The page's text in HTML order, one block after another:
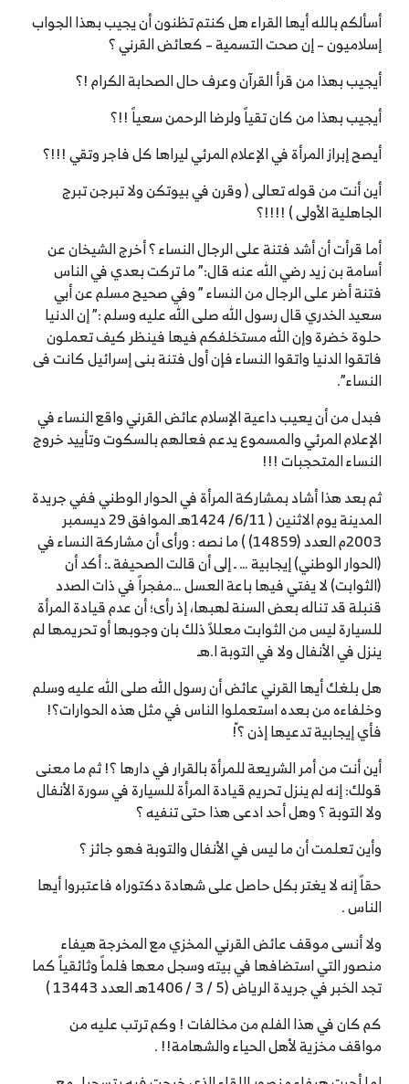
أسألكم بالله أيها القراء هل كنتم تظنون أن يجيب بهذا الجواب
إسلاميون – إن صحت التسمية – كعائض القرني ؟
أيجيب بهذا من قرأ القرآن وعرف حال الصحابة الكرام !؟
أيجيب بهذا من كان تقياً ولرضا الرحمن سعياً !!؟
أيصح إبراز المرأة في الإعلام المرئي ليراها كل فاجر وتقي !!!؟
أين أنت من قوله تعالى ( وقرن في بيوتكن ولا تبرجن تبرج
الجاهلية الأولى ) !!!!؟
أما قرأت أن أشد فتنة على الرجال النساء ؟ أخرج الشيخان عن
أسامة بن زيد رضي الله عنه قال:” ما تركت بعدي في الناس
فتنة أضر على الرجال من النساء ” وفي صحيح مسلم عن أبي
سعيد الخدري قال رسول الله صلى الله عليه وسلم :” إن الدنيا
حلوة خضرة وإن الله مستخلفكم فيها فينظر كيف تعملون
فاتقوا الدنيا واتقوا النساء فإن أول فتنة بنى إسرائيل كانت فى
النساء”.
فبدل من أن يعيب داعية الإسلام عائض القرني واقع النساء في
الإعلام المرئي والمسموع يدعم فعالهم بالسكوت وتأييد خروج
النساء المتحجبات !!!
ثم بعد هذا أشاد بمشاركة المرأة في الحوار الوطني ففي جريدة
المدينة يوم الاثنين ( 6/11/ 1424هـ الموافق 29 ديسمبر
2003م العدد (14859) ) ما نصه : ورأى أن مشاركة النساء في
(الحوار الوطني) إيجابية … ـ إلى أن قالت الصحيفة ـ: أكد أن
(الثوابت) لا يفتي فيها باعة العسل …مفجراً في ذات الصدد
قنبلة قد تناله بعض السنة لهبها، إذ رأى؛ أن عدم قيادة المرأة
للسيارة ليس من الثوابت معللاً ذلك بان وجوبها أو تحريمها لم
ينزل في الأنفال ولا في التوبة ا.هـ
هل بلغك أيها القرني عائض أن رسول الله صلى الله عليه وسلم
وخلفاءه من بعده استعملوا الناس في مثل هذه الحوارات؟!
فأي إيجابية تدعيها إذن ؟ّ!
أين أنت من أمر الشريعة للمرأة بالقرار في دارها ؟! ثم ما معنى
قولك: إنه لم ينزل تحريم قيادة المرأة للسيارة في سورة الأنفال
ولا التوبة ؟ وهل أحد ادعى هذا حتى تنفيه ؟
وأين تعلمت أن ما ليس في الأنفال والتوبة فهو جائز ؟
حقاً إنه لا يغتر بكل حاصل على شهادة دكتوراه فاعتبروا أيها
الناس .
ولا أنسى موقف عائض القرني المخزي مع المخرجة هيفاء
منصور التي استضافها في بيته وسجل معها فلماً وثائقياً كما
تجد الخبر في جريدة الرياض (5 / 3 / 1406هـ العدد 13443 )
كم كان في هذا الفلم من مخالفات ! وكم ترتب عليه من
مواقف مخزية لأهل الحياء والشهامة!! .